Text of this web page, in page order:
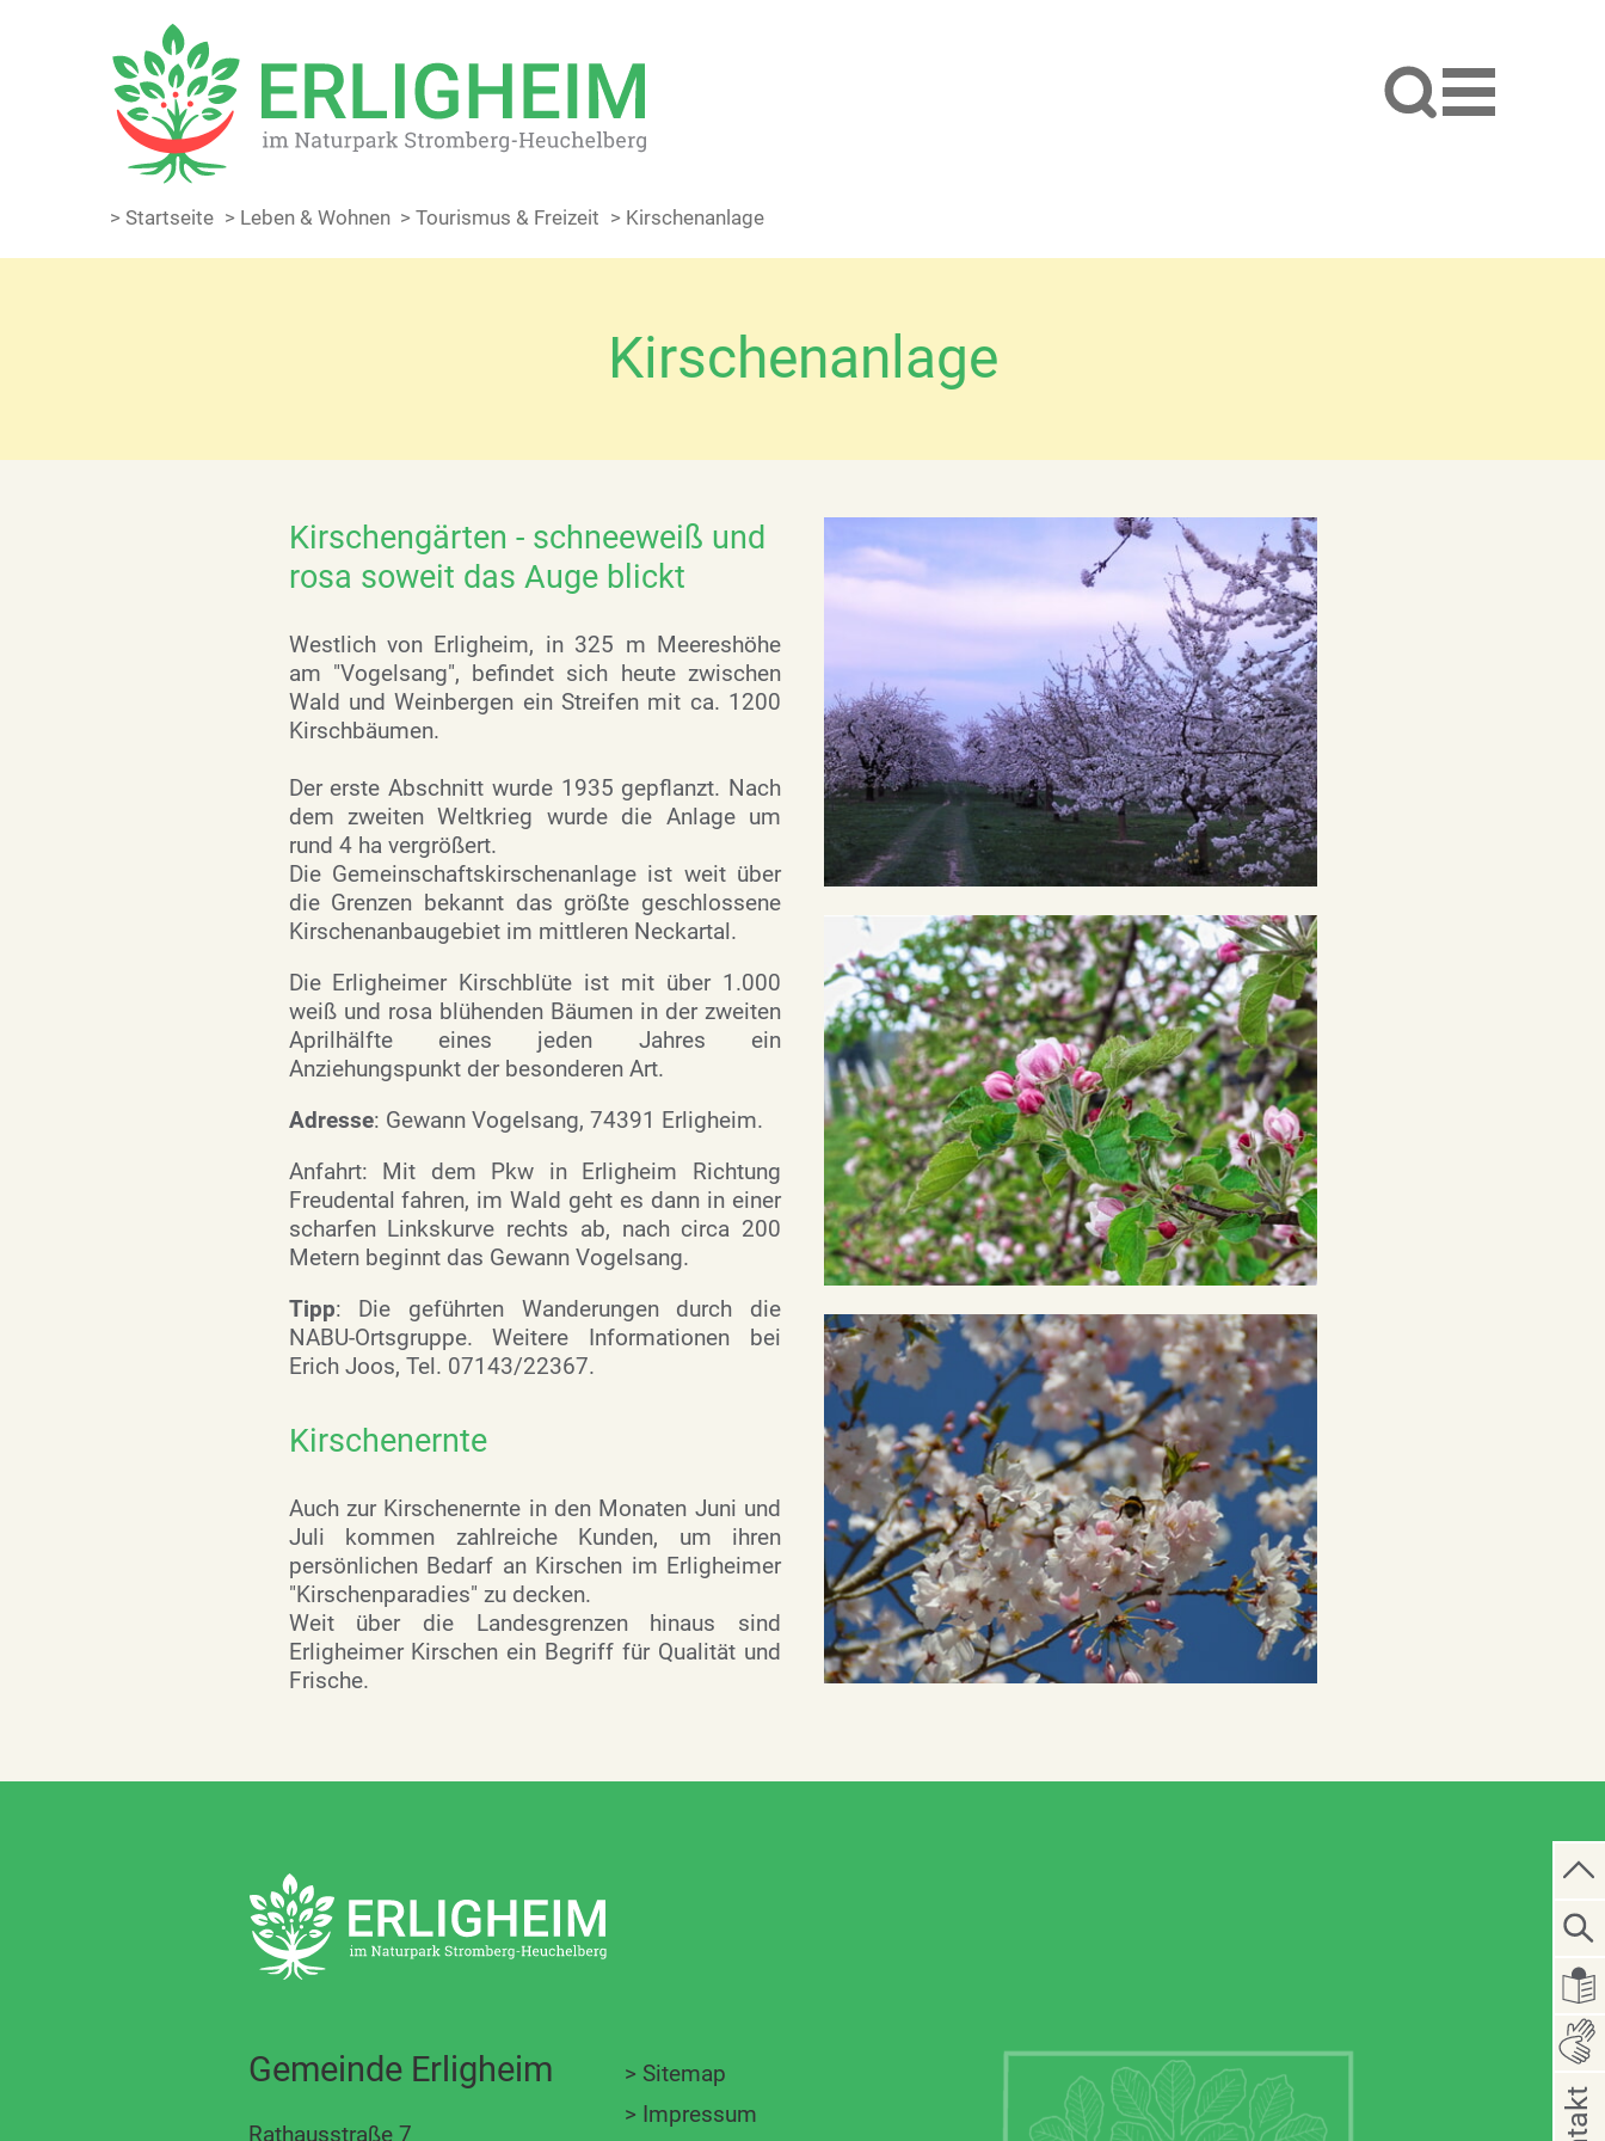
> Startseite > Leben & Wohnen > Tourismus & Freizeit > Kirschenanlage
Kirschenanlage
Kirschengärten - schneeweiß und
rosa soweit das Auge blickt
Westlich von Erligheim, in 325 m Meereshöhe
am "Vogelsang", befindet sich heute zwischen
Wald und Weinbergen ein Streifen mit ca. 1200
Kirschbäumen.
Der erste Abschnitt wurde 1935 gepflanzt. Nach
dem zweiten Weltkrieg wurde die Anlage um
rund 4 ha vergrößert.
Die Gemeinschaftskirschenanlage ist weit über
die Grenzen bekannt das größte geschlossene
Kirschenanbaugebiet im mittleren Neckartal.
Die Erligheimer Kirschblüte ist mit über 1.000
weiß und rosa blühenden Bäumen in der zweiten
Aprilhälfte eines jeden Jahres ein
Anziehungspunkt der besonderen Art.
Adresse: Gewann Vogelsang, 74391 Erligheim.
Anfahrt: Mit dem Pkw in Erligheim Richtung
Freudental fahren, im Wald geht es dann in einer
scharfen Linkskurve rechts ab, nach circa 200
Metern beginnt das Gewann Vogelsang.
Tipp: Die geführten Wanderungen durch die
NABU-Ortsgruppe. Weitere Informationen bei
Erich Joos, Tel. 07143/22367.
Kirschenernte
Auch zur Kirschenernte in den Monaten Juni und
Juli kommen zahlreiche Kunden, um ihren
persönlichen Bedarf an Kirschen im Erligheimer
"Kirschenparadies" zu decken.
Weit über die Landesgrenzen hinaus sind
Erligheimer Kirschen ein Begriff für Qualität und
Frische.
Gemeinde Erligheim
Rathausstraße 7
> Sitemap
> Impressum